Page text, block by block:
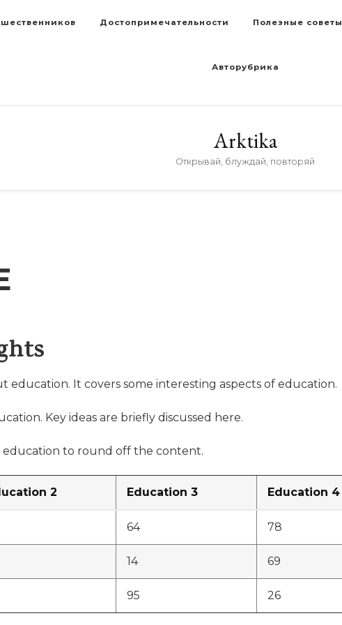
Достопримечательности Полезные советы
Авторубрика
Arktika
Открывай, блуждай, повторяй
education. It covers some interesting aspects of education.
Key ideas are briefly discussed here.
to round off the content.
2 Education 3 Education 4
64 78
14 69
95 26